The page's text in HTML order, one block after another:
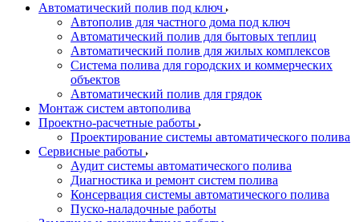
Автоматический полив под ключ
Автополив для частного дома под ключ
Автоматический полив для бытовых теплиц
Автоматический полив для жилых комплексов
Система полива для городских и коммерческих
объектов
Автоматический полив для грядок
Монтаж систем автополива
Проектно-расчетные работы
Проектирование системы автоматического полива
Сервисные работы
Аудит системы автоматического полива
Диагностика и ремонт систем полива
Консервация системы автоматического полива
Пуско-наладочные работы